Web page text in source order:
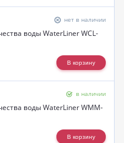
нет в наличии
воды WaterLiner WCL-
в наличии
воды WaterLiner WMM-